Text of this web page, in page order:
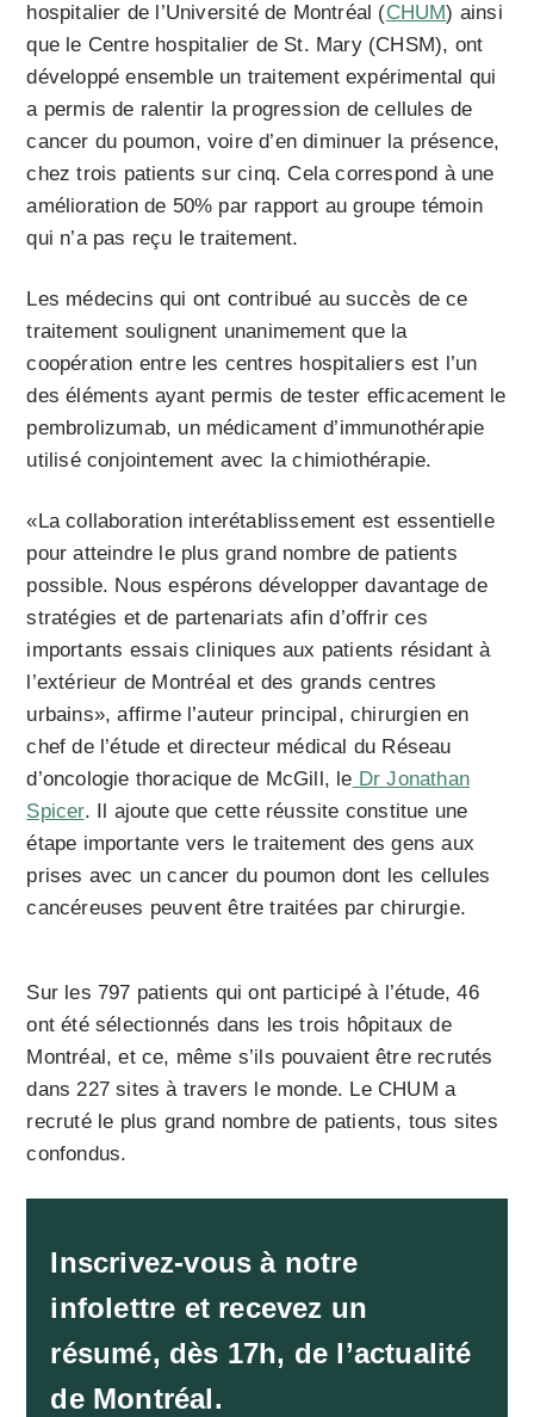
hospitalier de l’Université de Montréal (CHUM) ainsi
que le Centre hospitalier de St. Mary (CHSM), ont
développé ensemble un traitement expérimental qui
a permis de ralentir la progression de cellules de
cancer du poumon, voire d’en diminuer la présence,
chez trois patients sur cinq. Cela correspond à une
amélioration de 50% par rapport au groupe témoin
qui n’a pas reçu le traitement.
Les médecins qui ont contribué au succès de ce
traitement soulignent unanimement que la
coopération entre les centres hospitaliers est l’un
des éléments ayant permis de tester efficacement le
pembrolizumab, un médicament d’immunothérapie
utilisé conjointement avec la chimiothérapie.
«La collaboration interétablissement est essentielle
pour atteindre le plus grand nombre de patients
possible. Nous espérons développer davantage de
stratégies et de partenariats afin d’offrir ces
importants essais cliniques aux patients résidant à
l’extérieur de Montréal et des grands centres
urbains», affirme l’auteur principal, chirurgien en
chef de l’étude et directeur médical du Réseau
d’oncologie thoracique de McGill, le Dr Jonathan
Spicer. Il ajoute que cette réussite constitue une
étape importante vers le traitement des gens aux
prises avec un cancer du poumon dont les cellules
cancéreuses peuvent être traitées par chirurgie.
Sur les 797 patients qui ont participé à l’étude, 46
ont été sélectionnés dans les trois hôpitaux de
Montréal, et ce, même s’ils pouvaient être recrutés
dans 227 sites à travers le monde. Le CHUM a
recruté le plus grand nombre de patients, tous sites
confondus.
Inscrivez-vous à notre
infolettre et recevez un
résumé, dès 17h, de l’actualité
de Montréal.